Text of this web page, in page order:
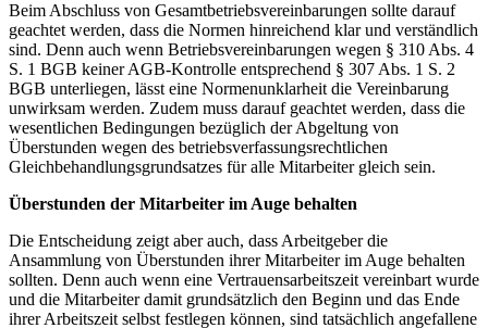
Beim Abschluss von Gesamtbetriebsvereinbarungen sollte darauf
geachtet werden, dass die Normen hinreichend klar und verständlich
sind. Denn auch wenn Betriebsvereinbarungen wegen § 310 Abs. 4
S. 1 BGB keiner AGB-Kontrolle entsprechend § 307 Abs. 1 S. 2
BGB unterliegen, lässt eine Normenunklarheit die Vereinbarung
unwirksam werden. Zudem muss darauf geachtet werden, dass die
wesentlichen Bedingungen bezüglich der Abgeltung von
Überstunden wegen des betriebsverfassungsrechtlichen
Gleichbehandlungsgrundsatzes für alle Mitarbeiter gleich sein.
Überstunden der Mitarbeiter im Auge behalten
Die Entscheidung zeigt aber auch, dass Arbeitgeber die
Ansammlung von Überstunden ihrer Mitarbeiter im Auge behalten
sollten. Denn auch wenn eine Vertrauensarbeitszeit vereinbart wurde
und die Mitarbeiter damit grundsätzlich den Beginn und das Ende
ihrer Arbeitszeit selbst festlegen können, sind tatsächlich angefallene